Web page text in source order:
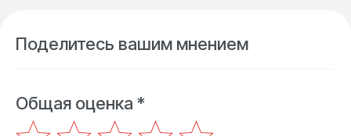
Поделитесь вашим мнением
Общая оценка *